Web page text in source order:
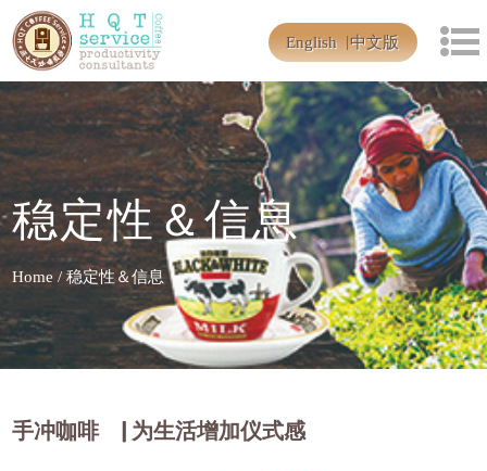
English 中文版
稳定性＆信息
Home /稳定性＆信息
手冲咖啡 ▕ 为生活增加仪式感